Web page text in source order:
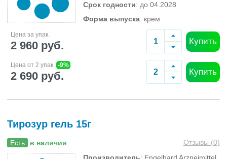
Срок годности: до 04.2028
Форма выпуска: крем
Цена за упак.
2 960 руб. Купить
Цена от 2 упак. -9%
2 690 руб. Купить
Тирозур гель 15г
Есть в наличии Отзывы (0)